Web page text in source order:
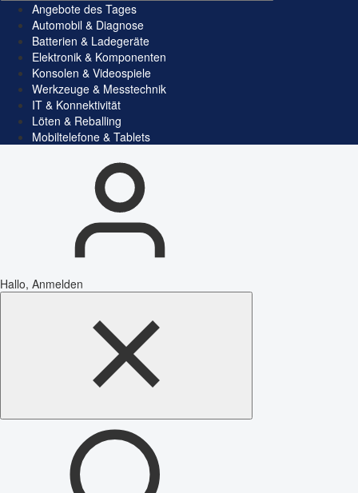
Angebote des Tages
Automobil & Diagnose
Batterien & Ladegeräte
Elektronik & Komponenten
Konsolen & Videospiele
Werkzeuge & Messtechnik
IT & Konnektivität
Löten & Reballing
Mobiltelefone & Tablets
Hallo, Anmelden